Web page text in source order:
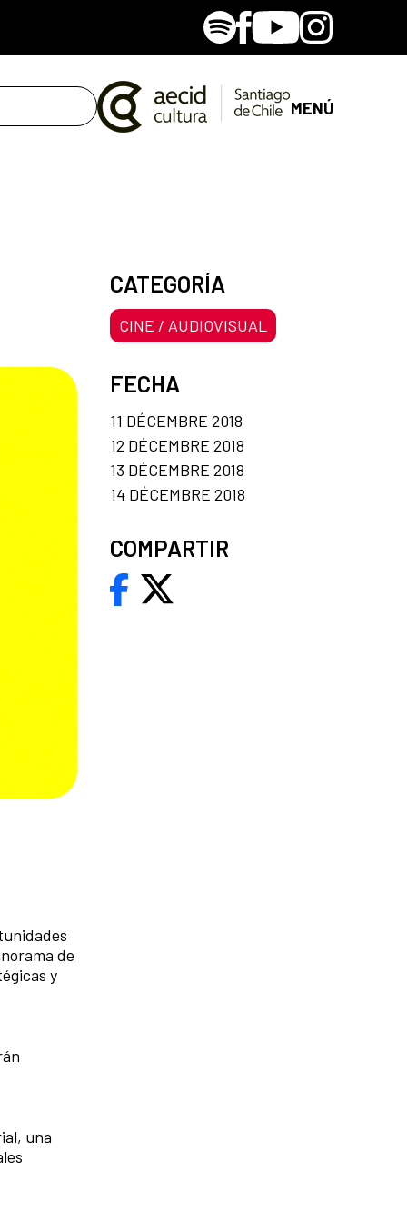
SpotifyFacebook
YoutubeInstagram
MENÚ
de
y
una
CATEGORÍA
CINE / AUDIOVISUAL
FECHA
11 DÉCEMBRE 2018
12 DÉCEMBRE 2018
13 DÉCEMBRE 2018
14 DÉCEMBRE 2018
COMPARTIR